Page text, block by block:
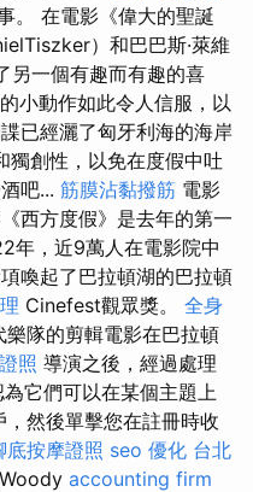
。 在電影《偉大的聖誕
）和巴巴斯·萊維
另一個有趣而有趣的喜
小動作如此令人信服，以
已經灑了匈牙利海的海岸
獨創性，以免在度假中吐
吧... 筋膜沾黏撥筋 電影
西方度假》是去年的第一
年，近9萬人在電影院中
喚起了巴拉頓湖的巴拉頓
Cinefest觀眾獎。 全身
隊的剪輯電影在巴拉頓
照 導演之後，經過處理
它們可以在某個主題上
然後單擊您在註冊時收
底按摩證照 seo 優化 台北
accounting firm